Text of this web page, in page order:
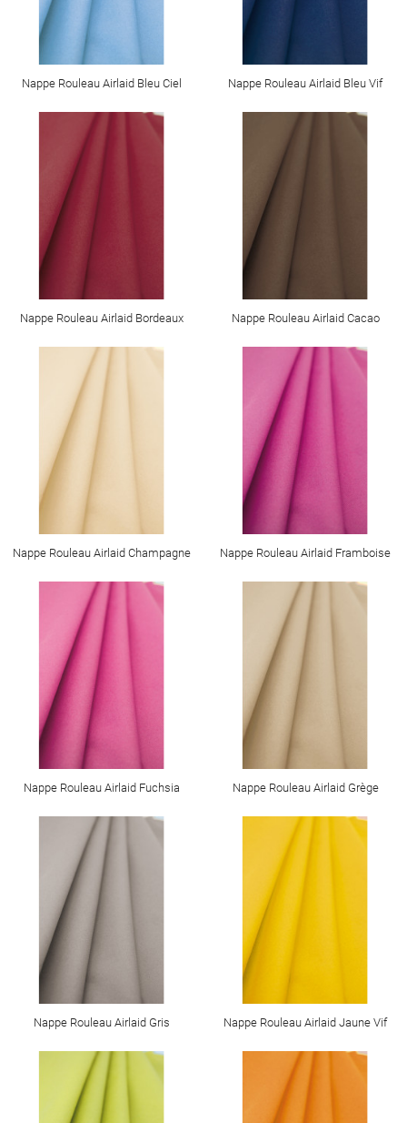
Nappe Rouleau Airlaid Bleu Ciel Nappe Rouleau Airlaid Bleu Vif
Nappe Rouleau Airlaid Bordeaux Nappe Rouleau Airlaid Cacao
Nappe Rouleau Airlaid Champagne Nappe Rouleau Airlaid Framboise
Nappe Rouleau Airlaid Fuchsia Nappe Rouleau Airlaid Grège
Nappe Rouleau Airlaid Gris Nappe Rouleau Airlaid Jaune Vif